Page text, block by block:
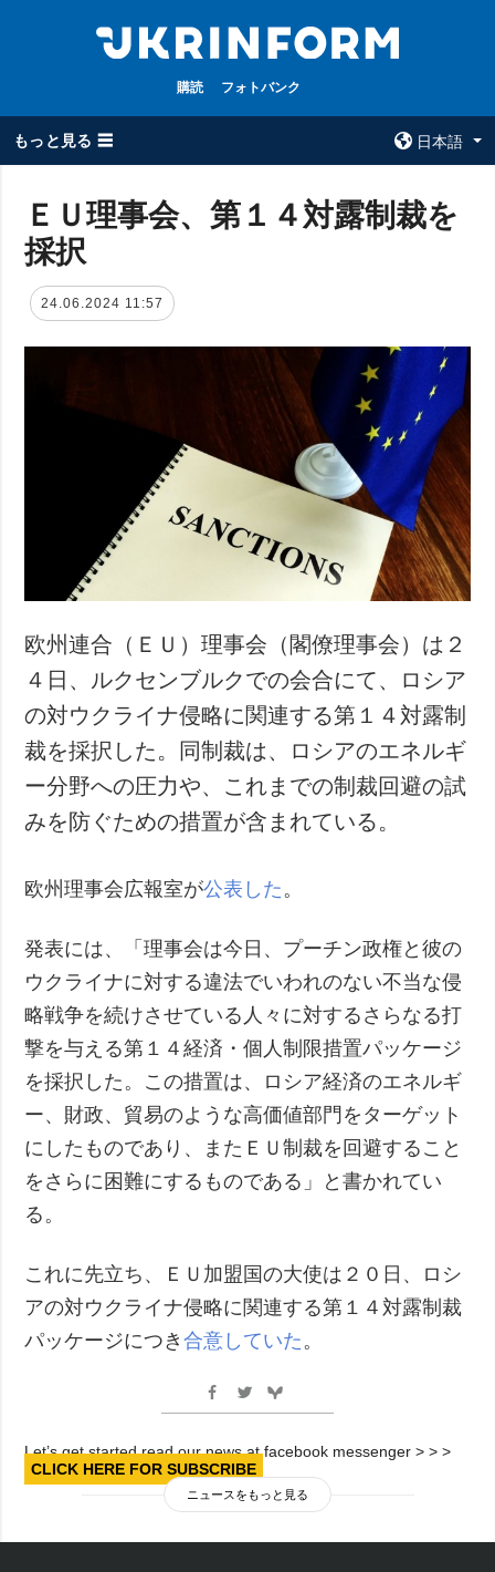
購読 フォトバンク
もっと見る ☰
日本語
全てのトピック
被占領地
政治
事故・緊急事態
コンタクト
特集
インタビュー
写真
動画
購読
フォトバンク
ＥＵ理事会、第１４対露制裁を
採択
24.06.2024 11:57
欧州連合（ＥＵ）理事会（閣僚理事会）は２
４日、ルクセンブルクでの会合にて、ロシア
の対ウクライナ侵略に関連する第１４対露制
裁を採択した。同制裁は、ロシアのエネルギ
ー分野への圧力や、これまでの制裁回避の試
みを防ぐための措置が含まれている。
欧州理事会広報室が公表した 。
発表には、「理事会は今日、プーチン政権と彼の
ウクライナに対する違法でいわれのない不当な侵
略戦争を続けさせている人々に対するさらなる打
撃を与える第１４経済・個人制限措置パッケージ
を採択した。この措置は、ロシア経済のエネルギ
ー、財政、貿易のような高価値部門をターゲット
にしたものであり、またＥＵ制裁を回避すること
をさらに困難にするものである」と書かれてい
る。
これに先立ち、ＥＵ加盟国の大使は２０日、ロシ
アの対ウクライナ侵略に関連する第１４対露制裁
パッケージにつき合意していた 。
Let’s get started read our news at facebook messenger > > >
CLICK HERE FOR SUBSCRIBE
ニュースをもっと見る